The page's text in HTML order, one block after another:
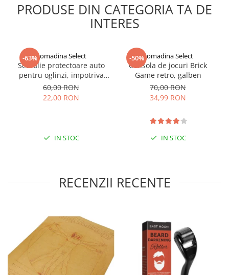
PRODUSE DIN CATEGORIA TA DE
INTERES
-63%gomadina Select
Set folie protectoare auto
pentru oglinzi, impotriva
apei si aburului, Film
Protect
60,00 RON
22,00 RON
IN STOC
-50%gomadina Select
Consola de jocuri Brick
Game retro, galben
70,00 RON
34,99 RON
IN STOC
RECENZII RECENTE